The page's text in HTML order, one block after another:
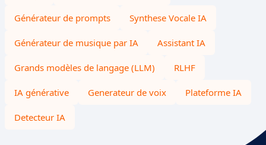
Générateur de prompts Synthese Vocale IA
Générateur de musique par IA Assistant IA
Grands modèles de langage (LLM) RLHF
IA générative Generateur de voix Plateforme IA
Detecteur IA